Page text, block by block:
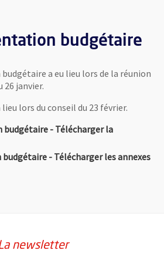
budgétaire
a eu lieu lors de la réunion
26 janvier.
lors du conseil du 23 février.
- Télécharger la
format Pdf
une nouvelle fenêtre
- Télécharger les annexes,
fenêtre
newsletter